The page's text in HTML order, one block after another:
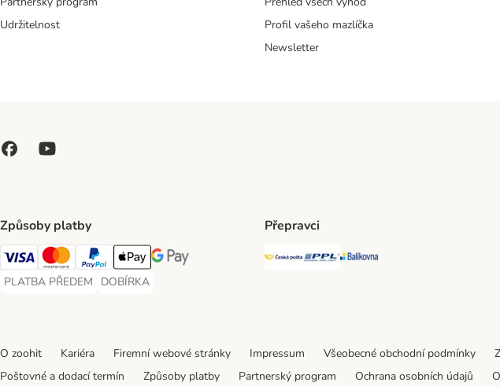
Udržitelnost
Profil vašeho mazlíčka
Newsletter
Způsoby platby
Visa Payment Method
Mastercard Payment Method
PayPal Payment Method
Apple pay Payment Method
GooglePay Payment Method
PLATBA PŘEDEM
PLATBA PŘEDEM Payment Method
DOBÍRKA
DOBÍRKA Payment Method
Přepravci
Česká pošta Shipping Method
PPL Shipping Method
Balíkovna Shipping
O zoohit Kariéra Firemní webové stránky Impressum Všeobecné obchodní podmínky
Poštovné a dodací termín
Způsoby platby Partnerský program Ochrana osobních údajů